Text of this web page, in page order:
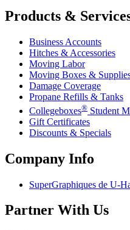
Products &
Business Accounts
Hitches & Accessories
Moving Labor
Moving Boxes &
Damage Coverage
Propane Refills & Tanks
Collegeboxes® Student
Gift Certificates
Discounts & Specials
Company Info
SuperGraphiques de U-
Partner With Us